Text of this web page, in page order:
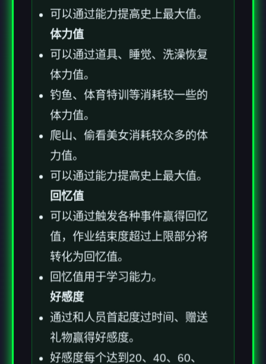
可以通过能力提高史上最大值。
体力值
可以通过道具、睡觉、洗澡恢复
体力值。
钓鱼、体育特训等消耗较一些的
体力值。
爬山、偷看美女消耗较众多的体
力值。
可以通过能力提高史上最大值。
回忆值
可以通过触发各种事件赢得回忆
值，作业结束度超过上限部分将
转化为回忆值。
回忆值用于学习能力。
好感度
通过和人员首起度过时间、赠送
礼物赢得好感度。
好感度每个达到20、40、60、